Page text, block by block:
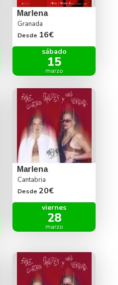
Marlena
Granada
Desde 16€
sábado
15
marzo
Marlena
Cantabria
Desde 20€
viernes
28
marzo